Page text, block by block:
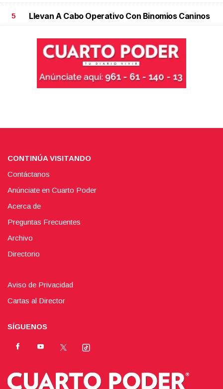
5 Llevan A Cabo Operativo Con Binomios Caninos
CONTINÚA VISITANDO
Contáctanos
Anúnciate en Cuarto Poder
Acerca de
Preguntas Frecuentes
Archivo
Directorio
Aviso de Privacidad
Cartas al Director
SÍGUENOS